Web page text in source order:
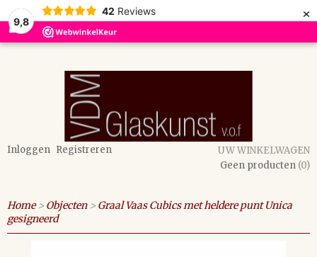
9,8
42 Reviews ×
Inloggen Registreren
UW WINKELWAGEN
Geen producten (0)
Home> Objecten> Graal Vaas Cubics met heldere punt Unica
gesigneerd